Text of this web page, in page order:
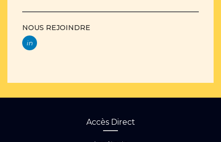
NOUS REJOINDRE
in
Accès Direct